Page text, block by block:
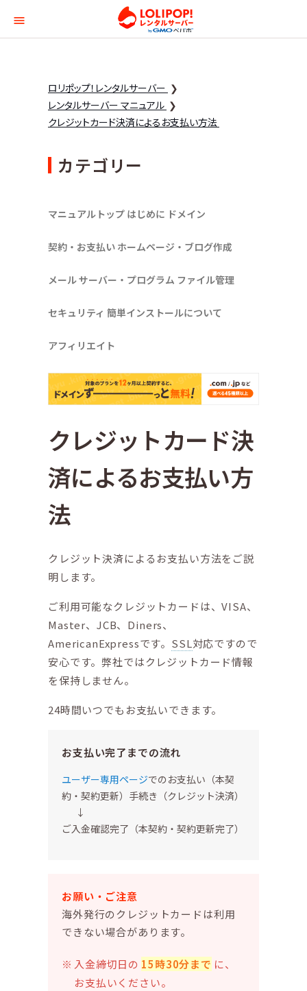
ロリポップ！レンタル
ロリポップ！レンタルサーバー
レンタルサーバー マニュアル
クレジットカード決済によるお支払い方法
カテゴリー
マニュアルトップ はじめに ドメイン
契約・お支払い ホームページ・ブログ作成
メールサーバー・プログラム ファイル管理
セキュリティ 簡単インストールについて
アフィリエイト
クレジットカード決
済によるお支払い方
法
クレジット決済によるお支払い方法をご説
明します。
ご利用可能なクレジットカードは、VISA、
Master、JCB、Diners、
AmericanExpressです。 SSL対応ですので
安心です。弊社ではクレジットカード情報
を保持しません。
24時間いつでもお支払いできます。
お支払い完了までの流れ
ユーザー専用ページでのお支払い（本契
約・契約更新）手続き（クレジット決済）
↓
ご入金確認完了（本契約・契約更新完了）
お願い・ご注意
海外発行のクレジットカードは利用
できない場合があります。
入金締切日の 15時30分まで に、
お支払いください。